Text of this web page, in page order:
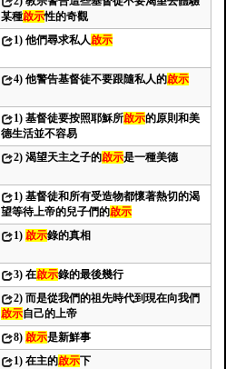
某種啟示性的奇觀
1) 他們尋求私人啟示
4) 他警告基督徒不要跟隨私人的啟示
1) 基督徒要按照耶穌所啟示的原則和美
德生活並不容易
2) 渴望天主之子的啟示是一種美德
1) 基督徒和所有受造物都懷著熱切的渴
望等待上帝的兒子們的啟示
1) 啟示錄的真相
3) 在啟示錄的最後幾行
2) 而是從我們的祖先時代到現在向我們
啟示自己的上帝
8) 啟示是新鮮事
1) 在主的啟示下